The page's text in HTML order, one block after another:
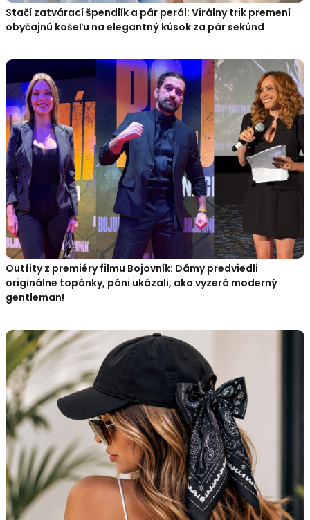
Stačí zatvárací špendlík a pár perál: Virálny trik premení
obyčajnú košeľu na elegantný kúsok za pár sekúnd
Outfity z premiéry filmu Bojovník: Dámy predviedli
originálne topánky, páni ukázali, ako vyzerá moderný
gentleman!